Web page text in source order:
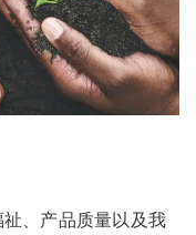
、产品质量以及我